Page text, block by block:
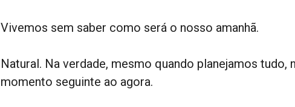
Vivemos sem saber como será o nosso amanhã.
Natural. Na verdade, mesmo quando planejamos tudo,
momento seguinte ao agora.